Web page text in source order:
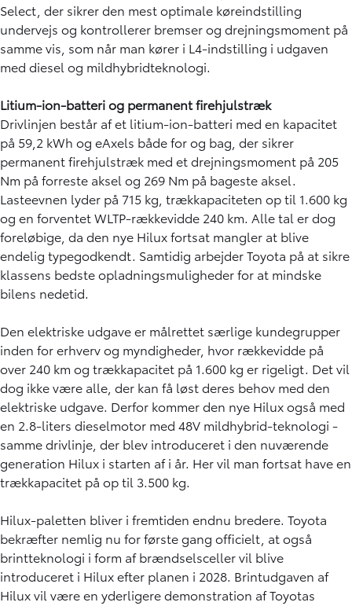
Select, der sikrer den mest optimale køreindstilling
undervejs og kontrollerer bremser og drejningsmoment på
samme vis, som når man kører i L4-indstilling i udgaven
med diesel og mildhybridteknologi.
Litium-ion-batteri og permanent firehjulstræk
Drivlinjen består af et litium-ion-batteri med en kapacitet
på 59,2 kWh og eAxels både for og bag, der sikrer
permanent firehjulstræk med et drejningsmoment på 205
Nm på forreste aksel og 269 Nm på bageste aksel.
Lasteevnen lyder på 715 kg, trækkapaciteten op til 1.600 kg
og en forventet WLTP-rækkevidde 240 km. Alle tal er dog
foreløbige, da den nye Hilux fortsat mangler at blive
endelig typegodkendt. Samtidig arbejder Toyota på at sikre
klassens bedste opladningsmuligheder for at mindske
bilens nedetid.
Den elektriske udgave er målrettet særlige kundegrupper
inden for erhverv og myndigheder, hvor rækkevidde på
over 240 km og trækkapacitet på 1.600 kg er rigeligt. Det vil
dog ikke være alle, der kan få løst deres behov med den
elektriske udgave. Derfor kommer den nye Hilux også med
en 2.8-liters dieselmotor med 48V mildhybrid-teknologi -
samme drivlinje, der blev introduceret i den nuværende
generation Hilux i starten af i år. Her vil man fortsat have en
trækkapacitet på op til 3.500 kg.
Hilux-paletten bliver i fremtiden endnu bredere. Toyota
bekræfter nemlig nu for første gang officielt, at også
brintteknologi i form af brændselsceller vil blive
introduceret i Hilux efter planen i 2028. Brintudgaven af
Hilux vil være en yderligere demonstration af Toyotas